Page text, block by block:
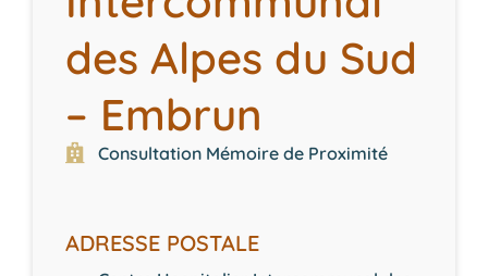
des Alpes du Sud
– Embrun
Consultation Mémoire de Proximité
ADRESSE POSTALE